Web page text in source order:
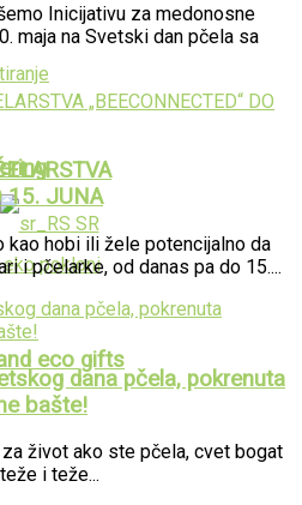
SR
eco gifts
Inicijativu za medonosne
maja na Svetski dan pčela sa
15. JUNA
kao hobi ili žele potencijalno da
i pčelarke, od danas pa do 15....
dana pčela, pokrenuta
bašte!
život ako ste pčela, cvet bogat
i teže...